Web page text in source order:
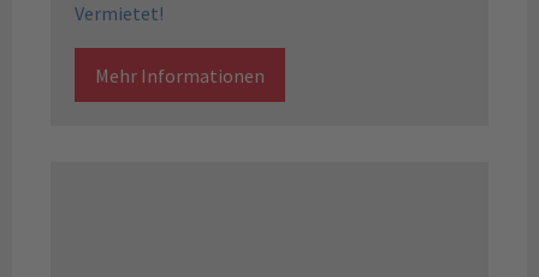
Vermietet!
Mehr Informationen